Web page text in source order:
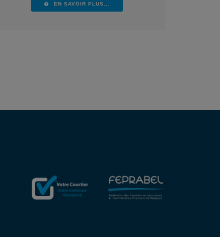
EN SAVOIR PLUS...